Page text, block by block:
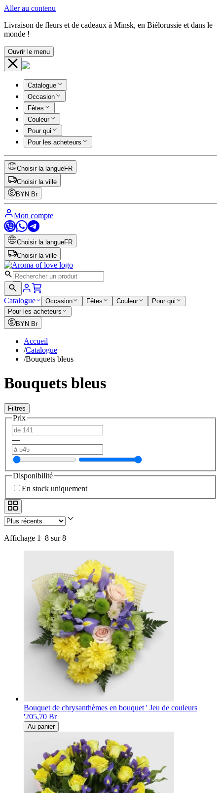
Aller au contenu
Livraison de fleurs et de cadeaux à Minsk, en Biélorussie et dans le
monde !
Ouvrir le menu
Catalogue
Occasion
Fêtes
Couleur
Pour qui
Pour les acheteurs
Choisir la langueFR
Choisir la ville
BYN Br
Mon compte
Choisir la langueFR
Choisir la ville
Catalogue Occasion Fêtes Couleur
Pour qui
Pour les acheteurs
BYN Br
Accueil
/Catalogue
/Bouquets bleus
Bouquets bleus
Filtres
Prix
—
Disponibilité
En stock uniquement
Affichage 1–8 sur 8
Bouquet de chrysanthèmes en bouquet ' Jeu de couleurs
'205,70 Br
Au panier